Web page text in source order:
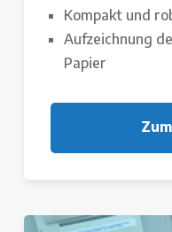
Kompakt und
Aufzeichnung
Papier